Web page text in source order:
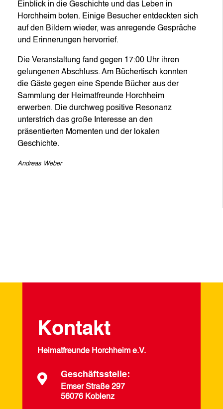
Einblick in die Geschichte und das Leben in
Horchheim boten. Einige Besucher entdeckten sich
auf den Bildern wieder, was anregende Gespräche
und Erinnerungen hervorrief.
Die Veranstaltung fand gegen 17:00 Uhr ihren
gelungenen Abschluss. Am Büchertisch konnten
die Gäste gegen eine Spende Bücher aus der
Sammlung der Heimatfreunde Horchheim
erwerben. Die durchweg positive Resonanz
unterstrich das große Interesse an den
präsentierten Momenten und der lokalen
Geschichte.
Andreas Weber
Kontakt
Heimatfreunde Horchheim e.V.
 Geschäftsstelle:
Emser Straße 297
56076 Koblenz